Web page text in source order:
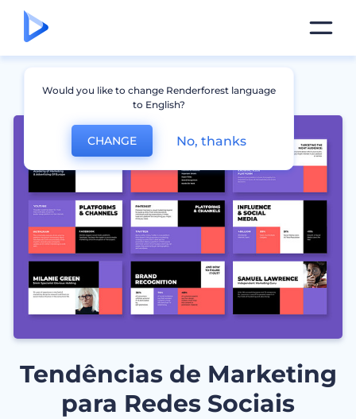
Tendências de Marketing
para Redes Sociais
Would you like to change Renderforest language
to English?
CHANGE No, thanks